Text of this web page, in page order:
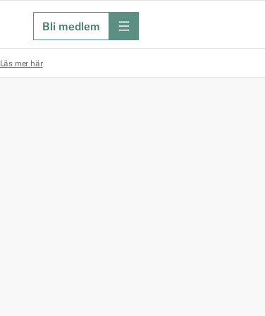
Bli medlem meny
Läs mer här